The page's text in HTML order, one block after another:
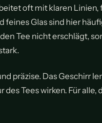
oft mit klaren
feines Glas sind hier
Tee nicht erschlägt,
präzise. Das Geschirr
des Tees wirken. Für